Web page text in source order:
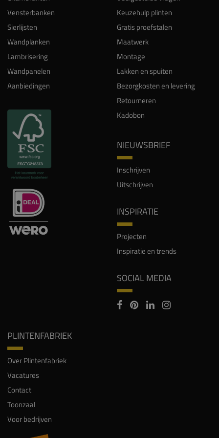
Vensterbanken
Sierlijsten
Wandplanken
Lambrisering
Wandpanelen
Aanbiedingen
Keuzehulp plinten
Gratis proefstalen
Maatwerk
Montage
Lakken en spuiten
Bezorgkosten en levering
Retourneren
Kadobon
NIEUWSBRIEF
Inschrijven
Uitschrijven
INSPIRATIE
Projecten
Inspiratie en trends
SOCIAL MEDIA
PLINTENFABRIEK
Over Plintenfabriek
Vacatures
Contact
Toonzaal
Voor bedrijven